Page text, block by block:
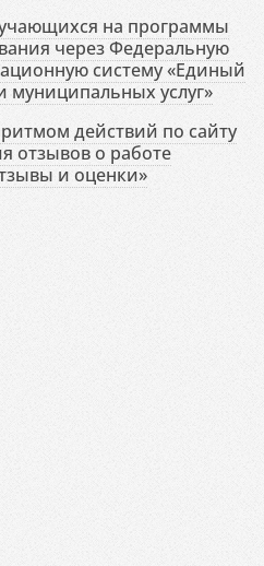
на программы
через Федеральную
систему «Единый
муниципальных услуг»
действий по сайту
отзывов о работе
и оценки»